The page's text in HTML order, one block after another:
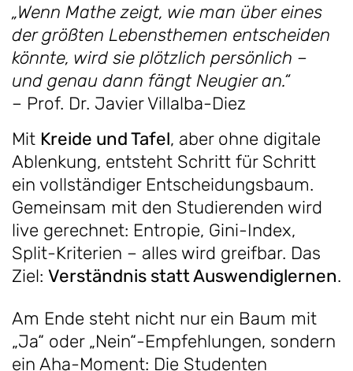
„Wenn Mathe zeigt, wie man über eines
der größten Lebensthemen entscheiden
könnte, wird sie plötzlich persönlich –
und genau dann fängt Neugier an.“
– Prof. Dr. Javier Villalba-Diez
Mit Kreide und Tafel, aber ohne digitale
Ablenkung, entsteht Schritt für Schritt
ein vollständiger Entscheidungsbaum.
Gemeinsam mit den Studierenden wird
live gerechnet: Entropie, Gini-Index,
Split-Kriterien – alles wird greifbar. Das
Ziel: Verständnis statt Auswendiglernen.
Am Ende steht nicht nur ein Baum mit
„Ja“ oder „Nein“-Empfehlungen, sondern
ein Aha-Moment: Die Studenten